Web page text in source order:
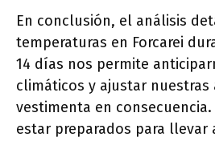
En conclusión, el análisis
temperaturas en Forcarei
14 días nos permite
climáticos y ajustar nuestras
vestimenta en
estar preparados para llevar